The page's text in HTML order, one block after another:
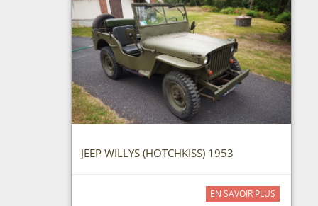
JEEP WILLYS (HOTCHKISS) 1953
EN SAVOIR PLUS